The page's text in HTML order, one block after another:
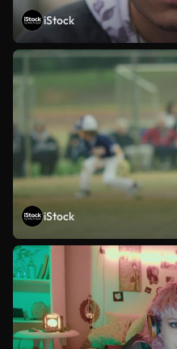
iStock
iStock